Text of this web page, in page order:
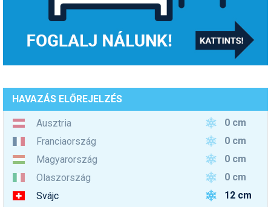
HAVAZÁS ELŐREJELZÉS
Ausztria
0 cm
Franciaország
0 cm
Magyarország
0 cm
Olaszország
0 cm
Svájc
12 cm